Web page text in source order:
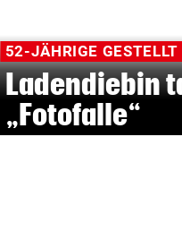
52-JÄHRIGE GESTELLT
Ladendiebin
„Fotofalle“